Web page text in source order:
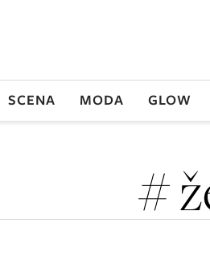
SCENA MODA GLOW
#